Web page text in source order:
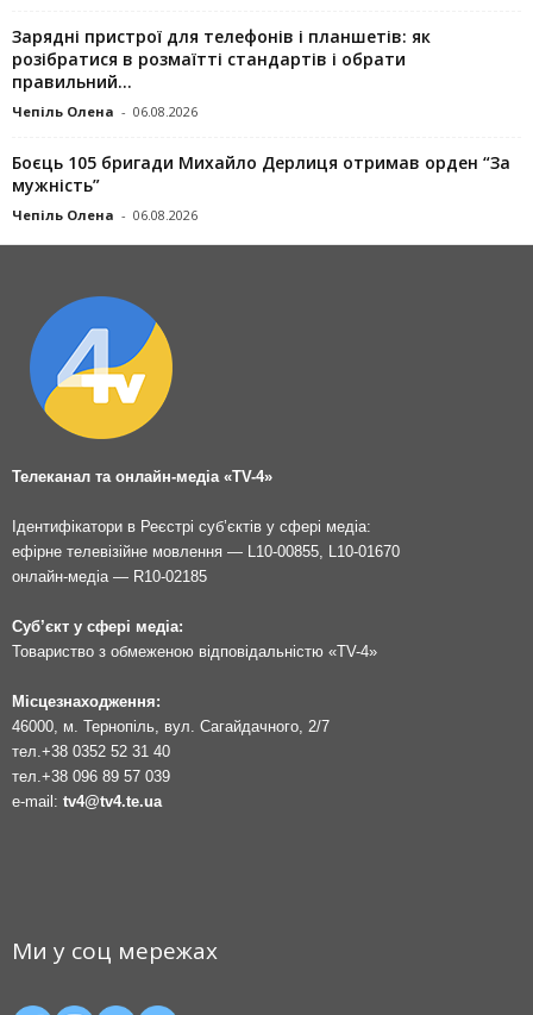
Зарядні пристрої для телефонів і планшетів: як
розібратися в розмаїтті стандартів і обрати
правильний...
Чепіль Олена - 06.08.2026
Боєць 105 бригади Михайло Дерлиця отримав орден “За
мужність”
Чепіль Олена - 06.08.2026
Телеканал та онлайн-медіа «TV-4»
Ідентифікатори в Реєстрі суб’єктів у сфері медіа:
ефірне телевізійне мовлення — L10-00855, L10-01670
онлайн-медіа — R10-02185
Суб’єкт у сфері медіа:
Товариство з обмеженою відповідальністю «TV-4»
Місцезнаходження:
46000, м. Тернопіль, вул. Сагайдачного, 2/7
тел.+38 0352 52 31 40
тел.+38 096 89 57 039
e-mail: tv4@tv4.te.ua
Ми у соц мережах